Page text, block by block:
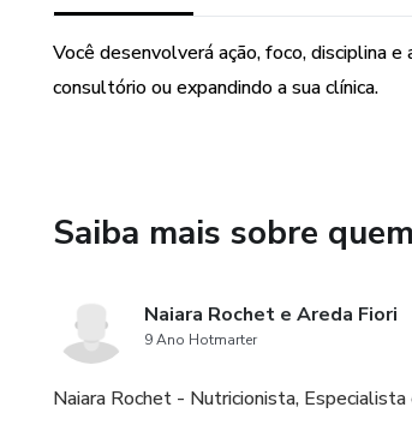
Você desenvolverá ação, foco, disciplina
consultório ou expandindo a sua clínica.
Saiba mais sobre
Naiara Rochet e Areda Fiori
9 Ano Hotmarter
Naiara Rochet - Nutricionista,